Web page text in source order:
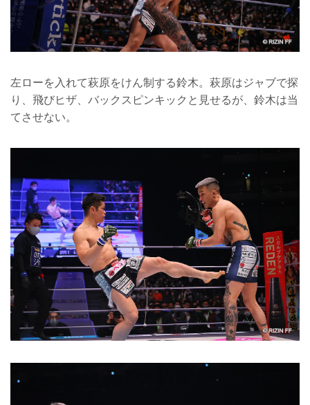
左ローを入れて萩原をけん制する鈴木。萩原はジャブで探
り、飛びヒザ、バックスピンキックと見せるが、鈴木は当
てさせない。